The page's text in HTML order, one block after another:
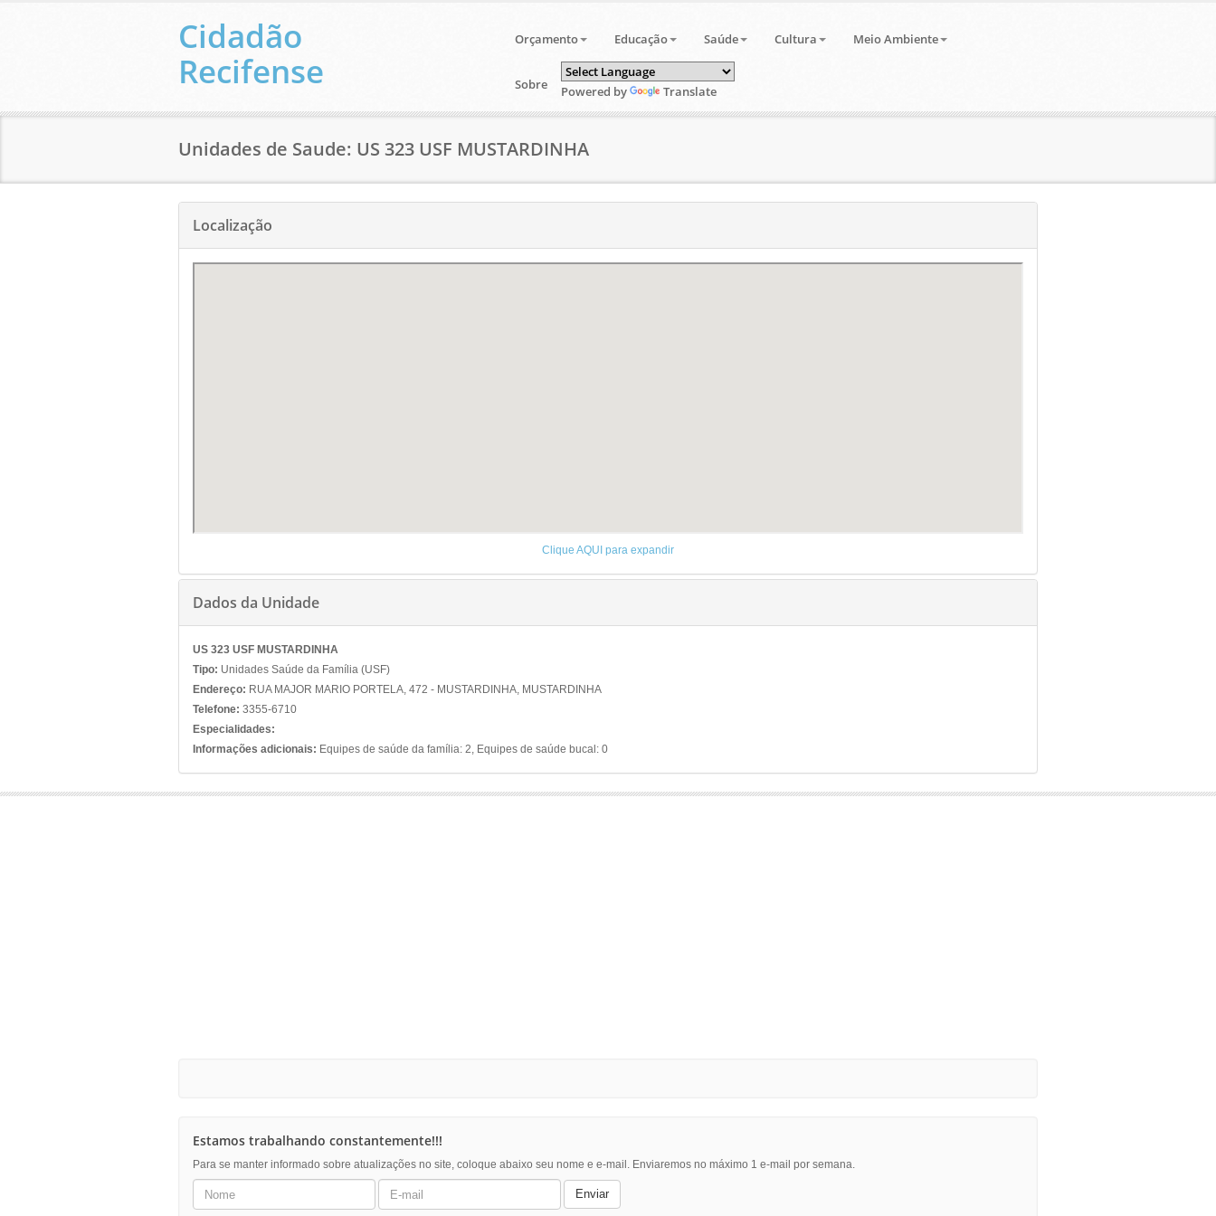
Cidadão
Recifense
Orçamento Educação Saúde Cultura Meio Ambiente
Sobre Powered by Translate
Unidades de Saude: US 323 USF MUSTARDINHA
Localização
Clique AQUI para expandir
Dados da Unidade
US 323 USF MUSTARDINHA
Tipo: Unidades Saúde da Família (USF)
Endereço: RUA MAJOR MARIO PORTELA, 472 - MUSTARDINHA, MUSTARDINHA
Telefone: 3355-6710
Especialidades:
Informações adicionais: Equipes de saúde da família: 2, Equipes de saúde bucal: 0
Estamos trabalhando constantemente!!!
Para se manter informado sobre atualizações no site, coloque abaixo seu nome e e-mail. Enviaremos no máximo 1 e-mail por semana.
Enviar